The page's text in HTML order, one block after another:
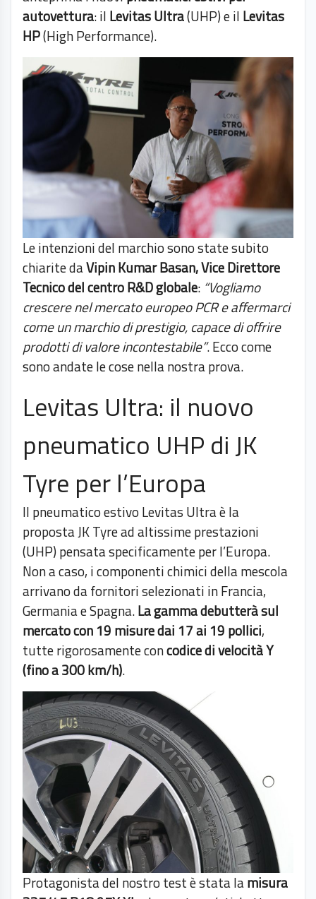
autovettura: il Levitas Ultra(UHP) e il Levitas
HP(High Performance).
Le intenzioni del marchio sono state subito
chiarite daVipin Kumar Basan, Vice Direttore
Tecnico del centro R&D globale: “Vogliamo
crescere nel mercato europeo PCR e affermarci
come un marchio di prestigio, capace di offrire
prodotti di valore incontestabile”. Ecco come
sono andate le cose nella nostra prova.
Levitas Ultra: il nuovo
pneumatico UHP di JK
Tyre per l’Europa
Il pneumatico estivo Levitas Ultra è la
proposta JK Tyre ad altissime prestazioni
(UHP) pensata specificamente per l’Europa.
Non a caso, i componenti chimici della mescola
arrivano da fornitori selezionati in Francia,
Germania e Spagna.La gamma debutterà sul
mercato con 19 misure dai 17 ai 19 pollici,
tutte rigorosamente concodice di velocità Y
(fino a 300 km/h).
Protagonista del nostro test è stata lamisura